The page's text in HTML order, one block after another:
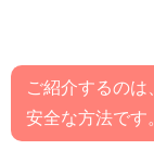
ご紹介するの
安全な方法です